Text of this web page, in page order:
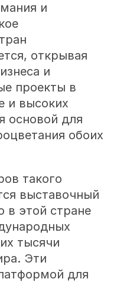
и
открывая
и
проекты в
и высоких
основой для
обоих
такого
выставочный
в этой стране
тысячи
Эти
для